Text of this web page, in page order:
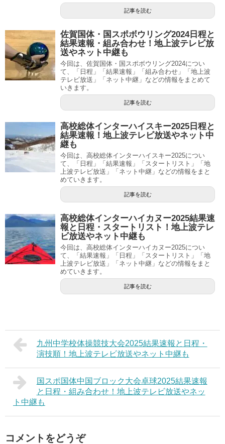
記事を読む
佐賀国体・国スポボウリング2024日程と
結果速報・組み合わせ！地上波テレビ放
送やネット中継も
今回は、佐賀国体・国スポボウリング2024につい
て、「日程」「結果速報」「組み合わせ」「地上波
テレビ放送」「ネット中継」などの情報をまとめて
いきます。
記事を読む
高校総体インターハイスキー2025日程と
結果速報！地上波テレビ放送やネット中
継も
今回は、高校総体インターハイスキー2025につい
て、「日程」「結果速報」「スタートリスト」「地
上波テレビ放送」「ネット中継」などの情報をまと
めていきます。
記事を読む
高校総体インターハイカヌー2025結果速
報と日程・スタートリスト！地上波テレ
ビ放送やネット中継も
今回は、高校総体インターハイカヌー2025につい
て、「結果速報」「日程」「スタートリスト」「地
上波テレビ放送」「ネット中継」などの情報をまと
めていきます。
記事を読む
九州中学校体操競技大会2025結果速報と日程・
演技順！地上波テレビ放送やネット中継も
国スポ国体中国ブロック大会卓球2025結果速報
と日程・組み合わせ！地上波テレビ放送やネッ
ト中継も
コメントをどうぞ